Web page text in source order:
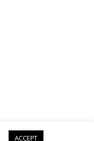
ACCEPT